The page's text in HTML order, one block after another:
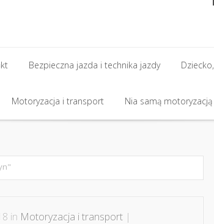
Bezpieczna jazda i technika jazdy
Bezpieczna jazda i technika jazdy
Motoryzacja i transport Nia samą motoryzacją
in Motoryzacja i transport |